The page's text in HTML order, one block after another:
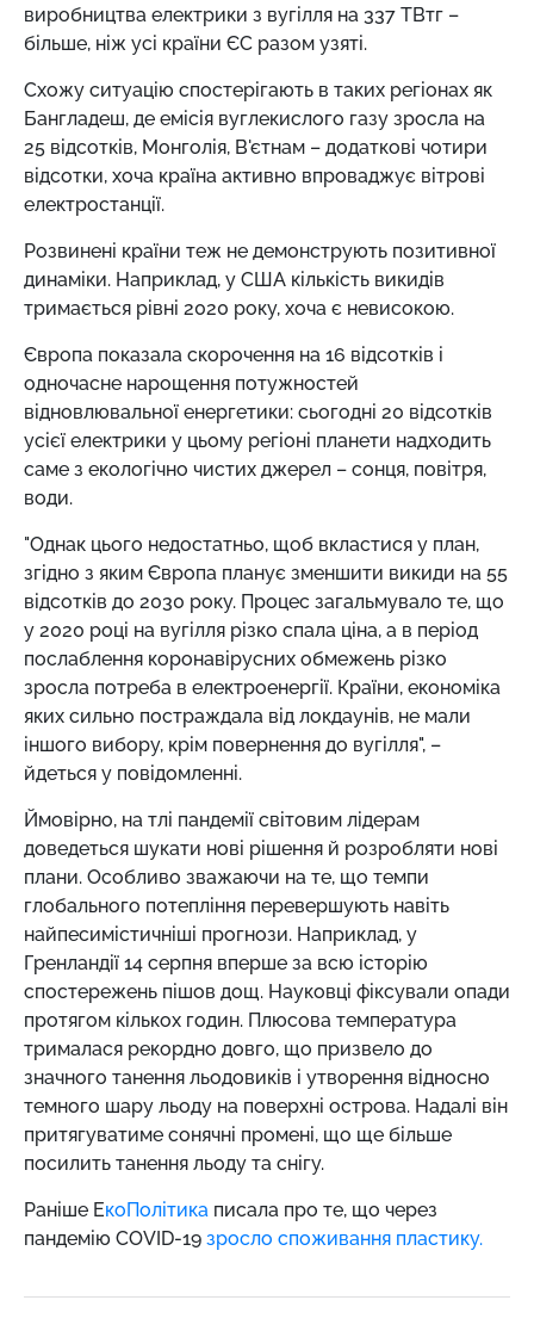
виробництва електрики з вугілля на 337 ТВтг –
більше, ніж усі країни ЄС разом узяті.
Схожу ситуацію спостерігають в таких регіонах як
Бангладеш, де емісія вуглекислого газу зросла на
25 відсотків, Монголія, В'єтнам – додаткові чотири
відсотки, хоча країна активно впроваджує вітрові
електростанції.
Розвинені країни теж не демонструють позитивної
динаміки. Наприклад, у США кількість викидів
тримається рівні 2020 року, хоча є невисокою.
Європа показала скорочення на 16 відсотків і
одночасне нарощення потужностей
відновлювальної енергетики: сьогодні 20 відсотків
усієї електрики у цьому регіоні планети надходить
саме з екологічно чистих джерел – сонця, повітря,
води.
"Однак цього недостатньо, щоб вкластися у план,
згідно з яким Європа планує зменшити викиди на 55
відсотків до 2030 року. Процес загальмувало те, що
у 2020 році на вугілля різко спала ціна, а в період
послаблення коронавірусних обмежень різко
зросла потреба в електроенергії. Країни, економіка
яких сильно постраждала від локдаунів, не мали
іншого вибору, крім повернення до вугілля", –
йдеться у повідомленні.
Ймовірно, на тлі пандемії світовим лідерам
доведеться шукати нові рішення й розробляти нові
плани. Особливо зважаючи на те, що темпи
глобального потепління перевершують навіть
найпесимістичніші прогнози. Наприклад, у
Гренландії 14 серпня вперше за всю історію
спостережень пішов дощ. Науковці фіксували опади
протягом кількох годин. Плюсова температура
трималася рекордно довго, що призвело до
значного танення льодовиків і утворення відносно
темного шару льоду на поверхні острова. Надалі він
притягуватиме сонячні промені, що ще більше
посилить танення льоду та снігу.
Раніше ЕкоПолітика писала про те, що через
пандемію COVID-19 зросло споживання пластику.